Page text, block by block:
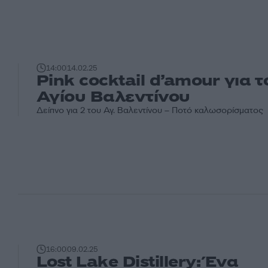
14:0014.02.25
Pink cocktail d’amour για
Αγίου Βαλεντίνου
Δείπνο για 2 του Αγ. Βαλεντίνου – Ποτό καλωσορίσματος
16:0009.02.25
Lost Lake Distillery: Ένα